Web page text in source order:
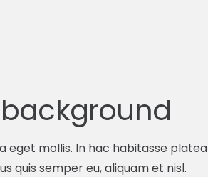
eget mollis. In hac habitasse platea
quis semper eu, aliquam et nisl.